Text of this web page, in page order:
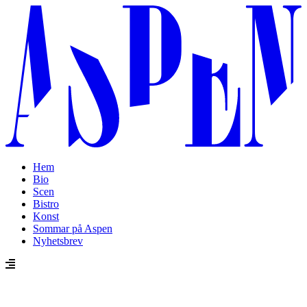
Hem
Bio
Scen
Bistro
Konst
Sommar på Aspen
Nyhetsbrev